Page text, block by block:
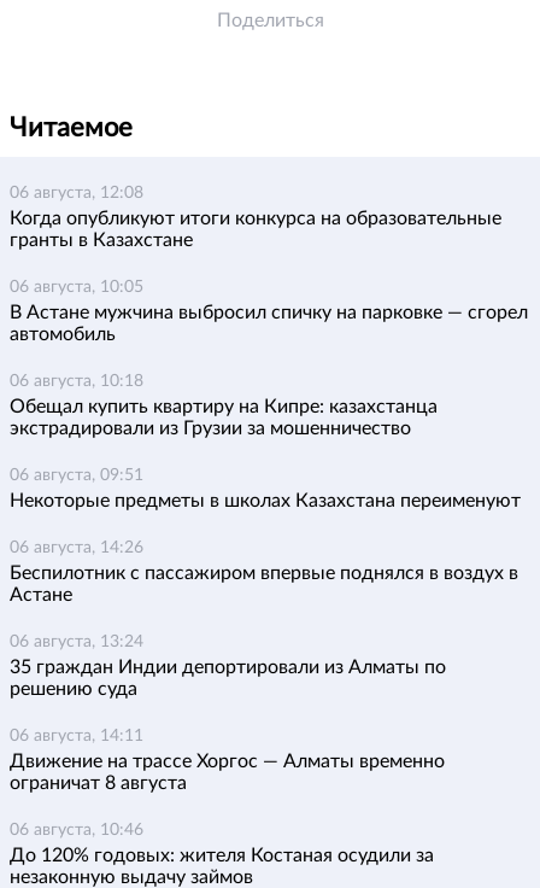
Поделиться
Читаемое
06 августа, 12:08
Когда опубликуют итоги конкурса на образовательные
гранты в Казахстане
06 августа, 10:05
В Астане мужчина выбросил спичку на парковке — сгорел
автомобиль
06 августа, 10:18
Обещал купить квартиру на Кипре: казахстанца
экстрадировали из Грузии за мошенничество
06 августа, 09:51
Некоторые предметы в школах Казахстана переименуют
06 августа, 14:26
Беспилотник с пассажиром впервые поднялся в воздух в
Астане
06 августа, 13:24
35 граждан Индии депортировали из Алматы по
решению суда
06 августа, 14:11
Движение на трассе Хоргос — Алматы временно
ограничат 8 августа
06 августа, 10:46
До 120% годовых: жителя Костаная осудили за
незаконную выдачу займов